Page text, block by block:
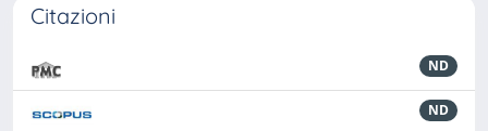
Citazioni
ND
ND